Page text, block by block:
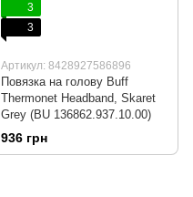
3
3
Артикул: 8428927586896
Повязка на голову Buff
Thermonet Headband, Skaret
Grey (BU 136862.937.10.00)
936 грн